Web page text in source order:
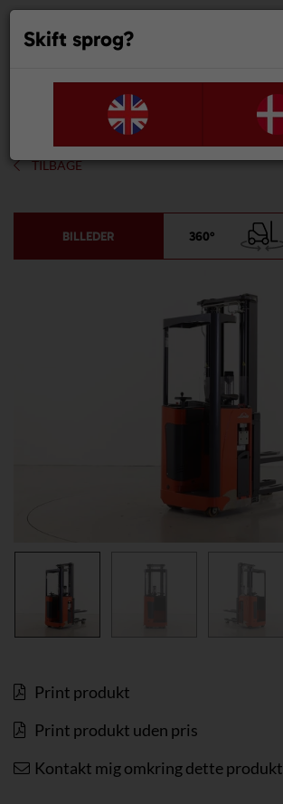
TILBAGE
BILLEDER 360°
Print produkt
Print produkt uden pris
Kontakt mig omkring dette produkt
Skift sprog?